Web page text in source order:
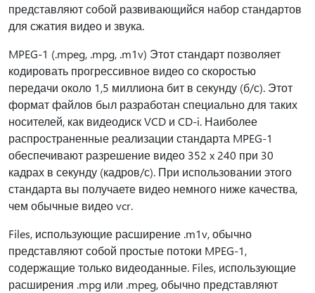
представляют собой развивающийся набор стандартов
для сжатия видео и звука.
MPEG-1 (.mpeg, .mpg, .m1v) Этот стандарт позволяет
кодировать прогрессивное видео со скоростью
передачи около 1,5 миллиона бит в секунду (б/с). Этот
формат файлов был разработан специально для таких
носителей, как видеодиск VCD и CD-i. Наиболее
распространенные реализации стандарта MPEG-1
обеспечивают разрешение видео 352 x 240 при 30
кадрах в секунду (кадров/с). При использовании этого
стандарта вы получаете видео немного ниже качества,
чем обычные видео vcr.
Files, использующие расширение .m1v, обычно
представляют собой простые потоки MPEG-1,
содержащие только видеоданные. Files, использующие
расширения .mpg или .mpeg, обычно представляют